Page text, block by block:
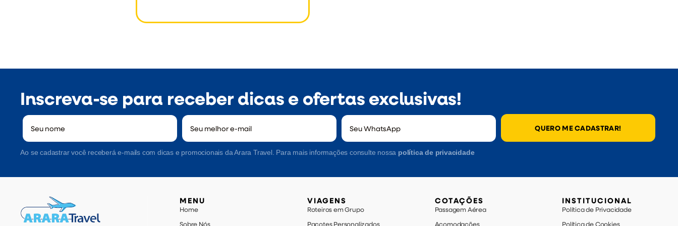
Inscreva-se para receber dicas e ofertas exclusivas!
QUERO ME CADASTRAR!
Ao se cadastrar você receberá e-mails com dicas e promocionais da Arara Travel. Para mais informações consulte nossa política de privacidade
MENU
Home
Sobre Nós
VIAGENS
Roteiros em Grupo
Pacotes Personalizados
COTAÇÕES
Passagem Aérea
Acomodações
INSTITUCIONAL
Política de Privacidade
Política de Cookies